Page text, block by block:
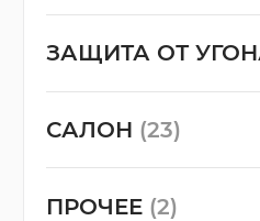
ЗАЩИТА ОТ
САЛОН (23)
ПРОЧЕЕ (2)